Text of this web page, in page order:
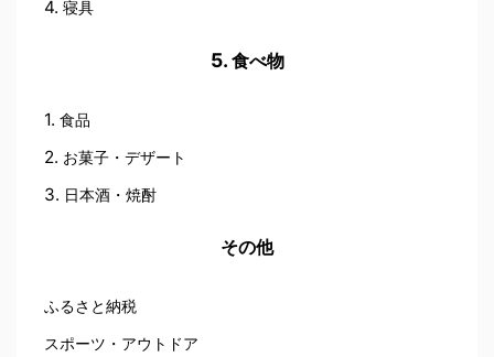
寝具
食べ物
食品
お菓子・デザート
日本酒・焼酎
その他
ふるさと納税
スポーツ・アウトドア